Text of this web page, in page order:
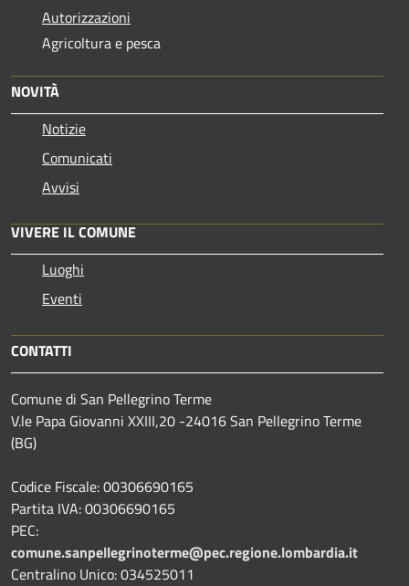
Autorizzazioni
Agricoltura e pesca
NOVITÀ
Notizie
Comunicati
Avvisi
VIVERE IL COMUNE
Luoghi
Eventi
CONTATTI
Comune di San Pellegrino Terme
V.le Papa Giovanni XXIII,20 -24016 San Pellegrino Terme
(BG)
Codice Fiscale: 00306690165
Partita IVA: 00306690165
PEC:
comune.sanpellegrinoterme@pec.regione.lombardia.it
Centralino Unico: 034525011